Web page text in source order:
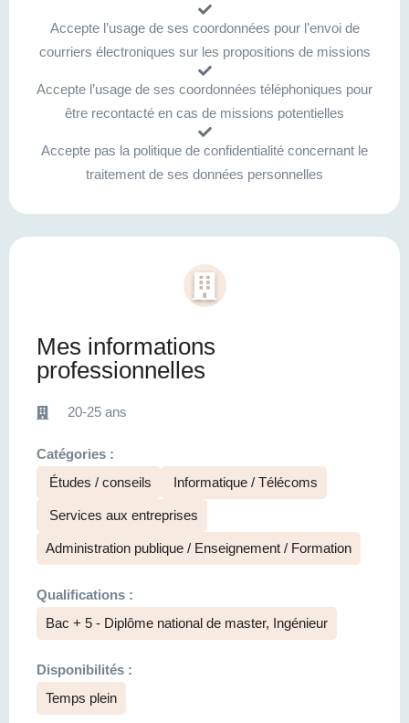
Accepte l’usage de ses coordonnées pour l’envoi de
courriers électroniques sur les propositions de missions
Accepte l’usage de ses coordonnées téléphoniques pour
être recontacté en cas de missions potentielles
Accepte pas la politique de confidentialité concernant le
traitement de ses données personnelles
Mes informations
professionnelles
20-25 ans
Catégories :
Études / conseils
Informatique / Télécoms
Services aux entreprises
Administration publique / Enseignement / Formation
Qualifications :
Bac + 5 - Diplôme national de master, Ingénieur
Disponibilités :
Temps plein